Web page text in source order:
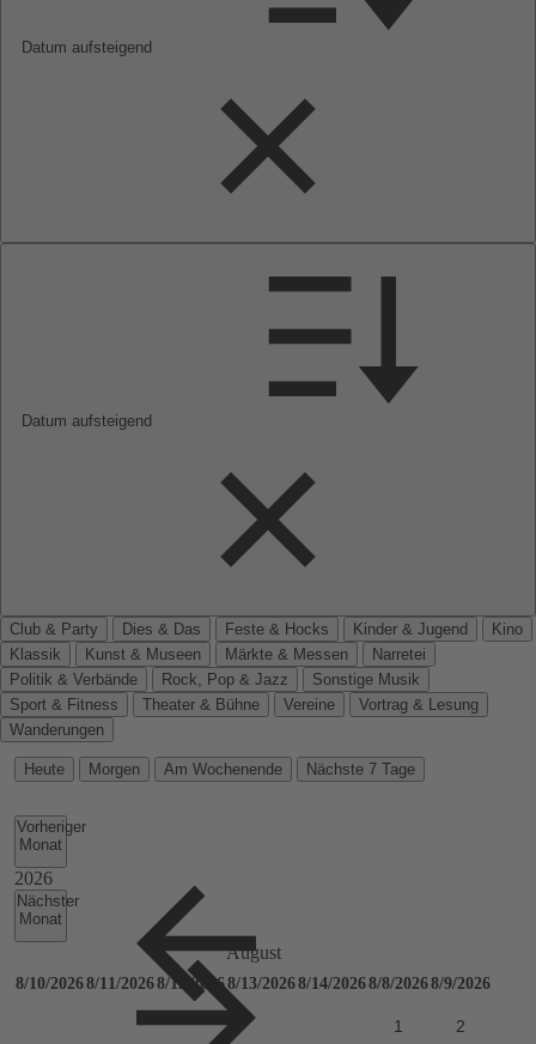
Datum aufsteigend
Datum aufsteigend
Club & Party Dies & Das Feste & Hocks Kinder & Jugend
Kino
Klassik
Kunst & Museen Märkte & Messen
Narretei
Politik & Verbände
Rock, Pop & Jazz
Sonstige Musik
Sport & Fitness
Theater & Bühne Vereine
Vortrag & Lesung
Wanderungen
Heute Morgen Am Wochenende Nächste 7 Tage
Vorheriger
Monat
Nächster
Monat